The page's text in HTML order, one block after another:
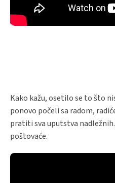
Kako kažu, osetilo se to što
ponovo počeli sa radom,
pratiti sva uputstva
poštovaće.